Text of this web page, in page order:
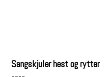
Sangskjuler hest og rytter